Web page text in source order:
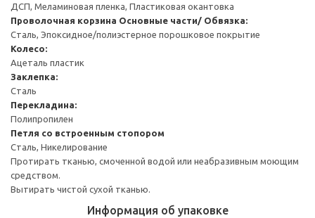
ДСП, Меламиновая пленка, Пластиковая окантовка
Проволочная корзина Основные части/ Обвязка:
Сталь, Эпоксидное/полиэстерное порошковое покрытие
Колесо:
Ацеталь пластик
Заклепка:
Сталь
Перекладина:
Полипропилен
Петля со встроенным стопором
Сталь, Никелирование
Протирать тканью, смоченной водой или неабразивным моющим
средством.
Вытирать чистой сухой тканью.
Информация об упаковке